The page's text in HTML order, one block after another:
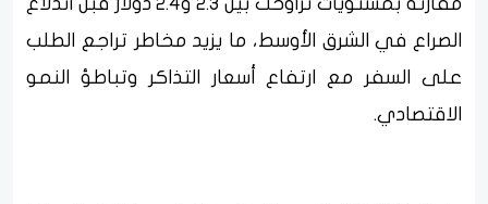
الصراع في الشرق الأوسط، ما يزيد مخاطر تراجع الطلب
على السفر مع ارتفاع أسعار التذاكر وتباطؤ النمو
الاقتصادي.